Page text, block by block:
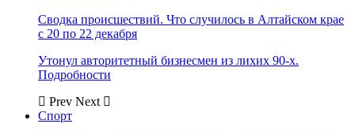
Сводка происшествий. Что случилось в Алтайском крае
с 20 по 22 декабря
Утонул авторитетный бизнесмен из лихих 90-х.
Подробности
Prev Next
Спорт